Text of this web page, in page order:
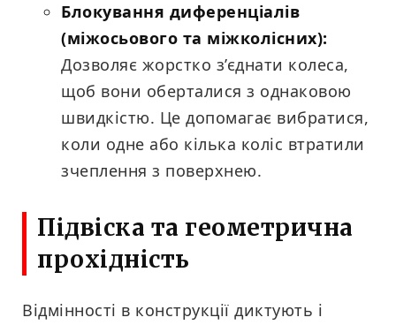
Блокування диференціалів
(міжосьового та міжколісних):
Дозволяє жорстко з’єднати колеса,
щоб вони оберталися з однаковою
швидкістю. Це допомагає вибратися,
коли одне або кілька коліс втратили
зчеплення з поверхнею.
Підвіска та геометрична
прохідність
Відмінності в конструкції диктують і